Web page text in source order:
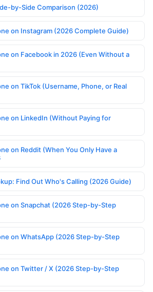
by-Side Comparison (2026)
on Instagram (2026 Complete Guide)
on Facebook in 2026 (Even Without a
on TikTok (Username, Phone, or Real
on LinkedIn (Without Paying for
on Reddit (When You Only Have a
Find Out Who's Calling (2026 Guide)
on Snapchat (2026 Step-by-Step
on WhatsApp (2026 Step-by-Step
on Twitter / X (2026 Step-by-Step